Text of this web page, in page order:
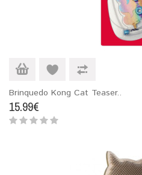
Brinquedo Kong Cat Teaser..
15.99€